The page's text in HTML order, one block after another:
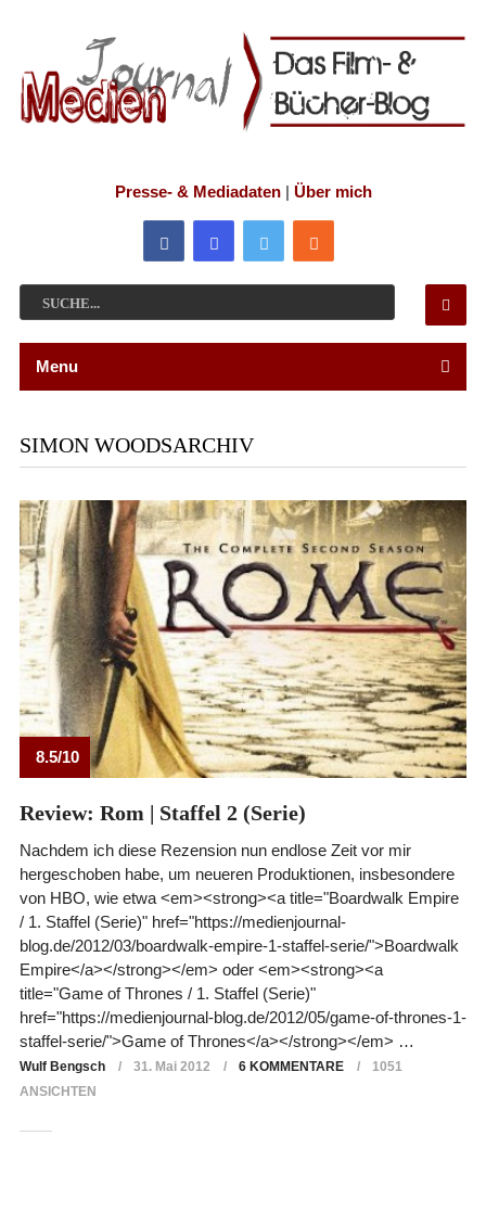
Presse- & Mediadaten| Über mich
Menu
SIMON WOODSARCHIV
8.5/10
Review: Rom | Staffel 2 (Serie)
Nachdem ich diese Rezension nun endlose Zeit vor mir
hergeschoben habe, um neueren Produktionen, insbesondere
von HBO, wie etwa <em><strong><a title="Boardwalk Empire
/ 1. Staffel (Serie)" href="https://medienjournal-
blog.de/2012/03/boardwalk-empire-1-staffel-serie/">Boardwalk
Empire</a></strong></em> oder <em><strong><a
title="Game of Thrones / 1. Staffel (Serie)"
href="https://medienjournal-blog.de/2012/05/game-of-thrones-1-
staffel-serie/">Game of Thrones</a></strong></em> …
Wulf Bengsch 31. Mai 2012 6 KOMMENTARE
1051
ANSICHTEN